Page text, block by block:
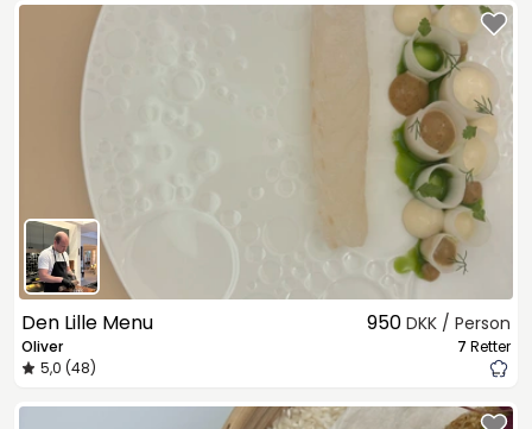
Den Lille Menu
Oliver
5,0 (48)
950 DKK / Person
7 Retter